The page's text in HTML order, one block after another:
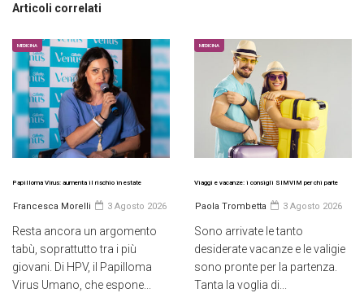
Articoli correlati
MEDICINA
Papilloma Virus: aumenta il rischio in estate
Francesca Morelli 3 Agosto 2026
Resta ancora un argomento
tabù, soprattutto tra i più
giovani. Di HPV, il Papilloma
Virus Umano, che espone...
MEDICINA
Viaggi e vacanze: i consigli SIMVIM per chi parte
Paola Trombetta 3 Agosto 2026
Sono arrivate le tanto
desiderate vacanze e le valigie
sono pronte per la partenza.
Tanta la voglia di...